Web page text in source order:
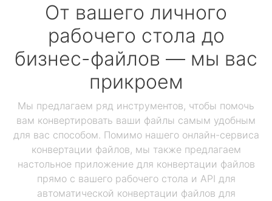
От вашего личного
рабочего стола до
бизнес-файлов — мы вас
прикроем
Мы предлагаем ряд инструментов, чтобы помочь
вам конвертировать ваши файлы самым удобным
для вас способом. Помимо нашего онлайн-сервиса
конвертации файлов, мы также предлагаем
настольное приложение для конвертации файлов
прямо с вашего рабочего стола и API для
автоматической конвертации файлов для